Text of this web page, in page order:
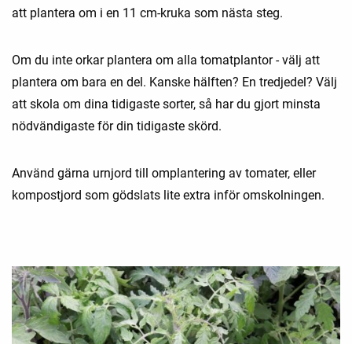
att plantera om i en 11 cm-kruka som nästa steg.
Om du inte orkar plantera om alla tomatplantor - välj att
plantera om bara en del. Kanske hälften? En tredjedel? Välj
att skola om dina tidigaste sorter, så har du gjort minsta
nödvändigaste för din tidigaste skörd.
Använd gärna urnjord till omplantering av tomater, eller
kompostjord som gödslats lite extra inför omskolningen.